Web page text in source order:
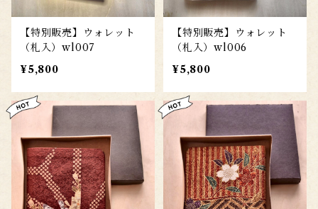
【特別販売】ウォレット
（札入）wl007
¥5,800
【特別販売】ウォレット
（札入）wl006
¥5,800